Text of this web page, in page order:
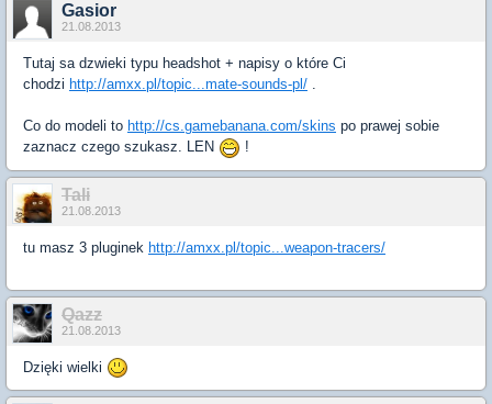
Gasior
21.08.2013
Tutaj sa dzwieki typu headshot + napisy o które Ci
chodzi http://amxx.pl/topic...mate-sounds-pl/ .
Co do modeli to http://cs.gamebanana.com/skins po prawej sobie
zaznacz czego szukasz. LEN
!
Tali
21.08.2013
tu masz 3 pluginek http://amxx.pl/topic...weapon-tracers/
Qazz
21.08.2013
Dzięki wielki